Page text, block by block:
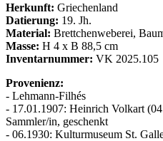
Herkunft: Griechenland
Datierung: 19. Jh.
Material: Brettchenweberei,
Masse: H 4 x B 88,5 cm
Inventarnummer: VK 2025.105
Provenienz:
- Lehmann-Filhés
- 17.01.1907: Heinrich Volkart
Sammler/in, geschenkt
- 06.1930: Kulturmuseum St.